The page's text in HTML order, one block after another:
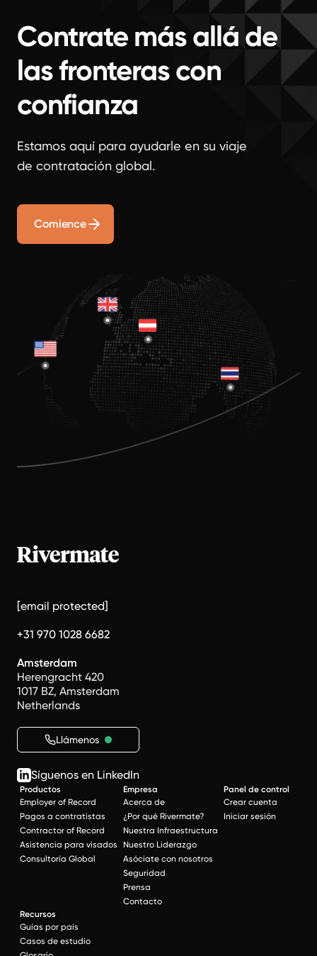
Contrate más allá de
las fronteras con
confianza
Estamos aquí para ayudarle en su viaje
de contratación global.
Comience
[email protected]
+31 970 1028 6682
Amsterdam
Herengracht 420
1017 BZ, Amsterdam
Netherlands
Llámenos
Síguenos en LinkedIn
Productos
Employer of Record
Pagos a contratistas
Contractor of Record
Asistencia para visados
Consultoría Global
Empresa
Acerca de
¿Por qué Rivermate?
Nuestra Infraestructura
Nuestro Liderazgo
Asóciate con nosotros
Seguridad
Prensa
Contacto
Panel de control
Crear cuenta
Iniciar sesión
Recursos
Guías por país
Casos de estudio